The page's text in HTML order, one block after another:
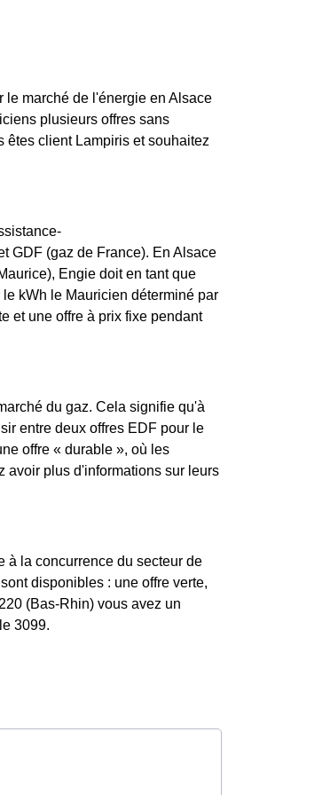
le marché de l'énergie en Alsace
plusieurs offres sans
êtes client Lampiris et souhaitez
GDF (gaz de France). En Alsace
Engie doit en tant que
kWh le Mauricien déterminé par
et une offre à prix fixe pendant
du gaz. Cela signifie qu'à
entre deux offres EDF pour le
offre « durable », où les
avoir plus d'informations sur leurs
à la concurrence du secteur de
disponibles : une offre verte,
(Bas-Rhin) vous avez un
3099.